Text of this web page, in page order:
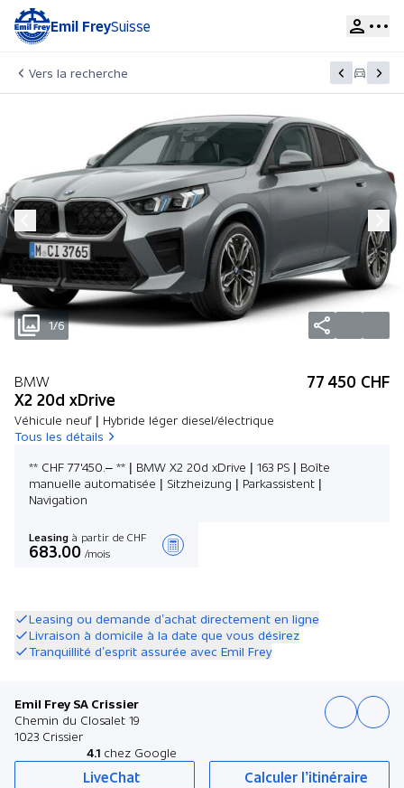
Emil FreySuisse
Vers la recherche
1/6
BMW
X2 20d xDrive
Véhicule neuf | Hybride léger diesel/électrique
Tous les détails
77 450 CHF
** CHF 77'450.– ** | BMW X2 20d xDrive | 163 PS | Boîte
manuelle automatisée | Sitzheizung | Parkassistent |
Navigation
Leasing à partir de CHF
683.00 /mois
Leasing ou demande d’achat directement en ligne
Livraison à domicile à la date que vous désirez
Tranquillité d’esprit assurée avec Emil Frey
Emil Frey SA Crissier
Chemin du Closalet 19
1023 Crissier
4.1 chez Google
LiveChat Calculer l’itinéraire